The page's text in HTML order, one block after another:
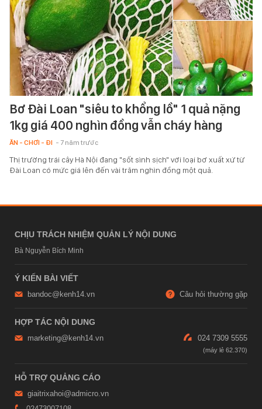
Bơ Đài Loan "siêu to khổng lồ" 1 quả nặng
1kg giá 400 nghìn đồng vẫn cháy hàng
ĂN - CHƠI - ĐI - 7 năm trước
Thị trường trái cây Hà Nội đang "sốt sình sịch" với loại bơ xuất xứ từ
Đài Loan có mức giá lên đến vài trăm nghìn đồng một quả.
CHỊU TRÁCH NHIỆM QUẢN LÝ NỘI DUNG
Bà Nguyễn Bích Minh
Ý KIẾN BÀI VIẾT
bandoc@kenh14.vn Câu hỏi thường gặp
HỢP TÁC NỘI DUNG
marketing@kenh14.vn 024 7309 5555
HỖ TRỢ QUẢNG CÁO
giaitrixahoi@admicro.vn